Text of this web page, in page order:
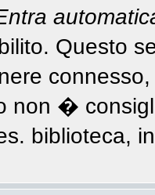
Questo
non �
biblioteca,